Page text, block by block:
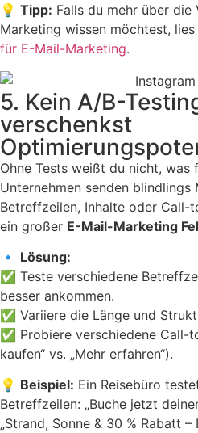
💡 Tipp: Falls du mehr über
Marketing wissen möchtest,
für E-Mail-Marketing.
5. Kein A/B-
verschenkst
Ohne Tests weißt du nicht, was
Unternehmen senden blindlings
Betreffzeilen, Inhalte oder
ein großer E-Mail-Marketing
🔹 Lösung:
✅ Teste verschiedene
besser ankommen.
✅ Variiere die Länge und
✅ Probiere verschiedene Call-
kaufen“ vs. „Mehr erfahren“).
💡 Beispiel: Ein Reisebüro
Betreffzeilen: „Buche jetzt
„Strand, Sonne & 30 % Rabatt